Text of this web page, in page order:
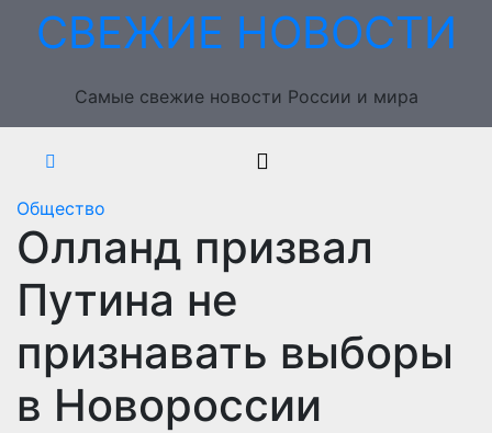
ПерейтиСВЕЖИЕ НОВОСТИ
Самые свежие новости России и мира
Общество
Олланд призвал
Путина не
признавать выборы
в Новороссии